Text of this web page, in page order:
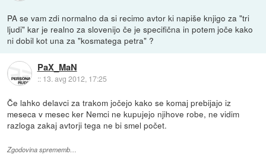
PA se vam zdi normalno da si recimo avtor ki napiše knjigo za "tri
ljudi" kar je realno za slovenijo če je specifična in potem joče kako
ni dobil kot una za "kosmatega petra" ?
PaX_MaN
:: 13. avg 2012, 17:25
Če lahko delavci za trakom jočejo kako se komaj prebijajo iz
meseca v mesec ker Nemci ne kupujejo njihove robe, ne vidim
razloga zakaj avtorji tega ne bi smel počet.
Zgodovina sprememb…